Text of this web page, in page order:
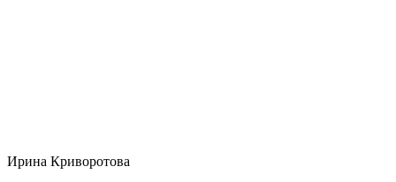
Ирина Криворотова